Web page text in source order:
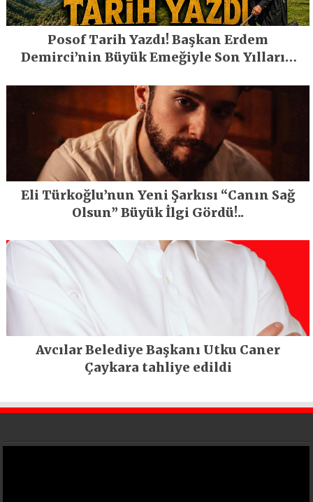
Posof Tarih Yazdı! Başkan Erdem
Demirci’nin Büyük Emeğiyle Son Yılların
Eli Türkoğlu’nun Yeni Şarkısı “Canın Sağ
Olsun” Büyük İlgi Gördü!..
Avcılar Belediye Başkanı Utku Caner
Çaykara tahliye edildi